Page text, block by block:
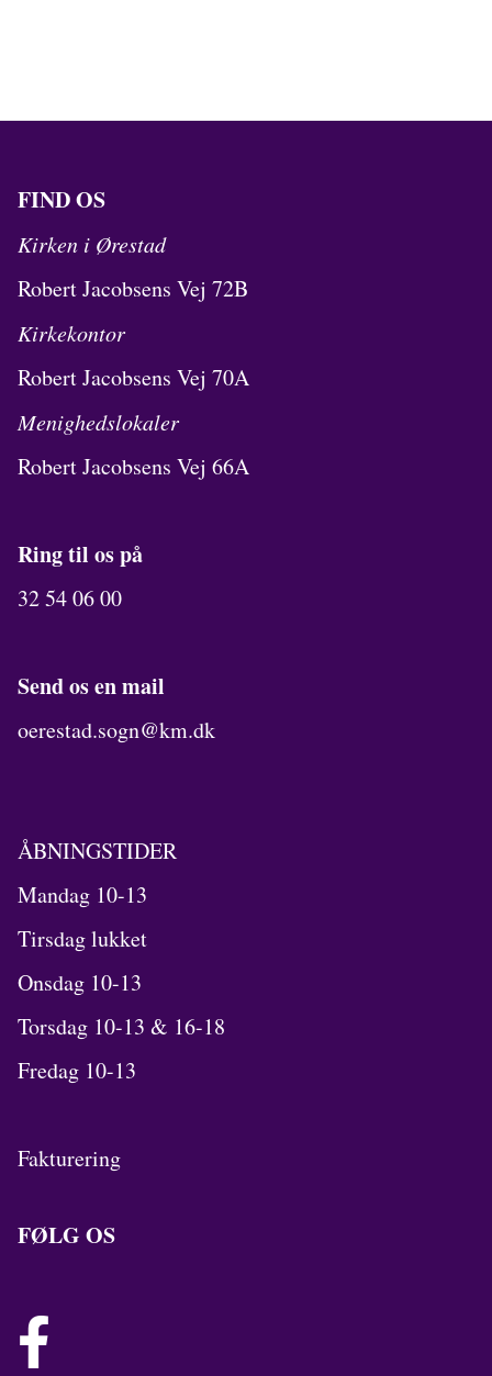
FIND OS
Kirken i Ørestad
Robert Jacobsens Vej 72B
Kirkekontor
Robert Jacobsens Vej 70A
Menighedslokaler
Robert Jacobsens Vej 66A
Ring til os på
32 54 06 00
Send os en mail
oerestad.sogn@km.dk
ÅBNINGSTIDER
Mandag 10-13
Tirsdag lukket
Onsdag 10-13
Torsdag 10-13 & 16-18
Fredag 10-13
Fakturering
FØLG OS
